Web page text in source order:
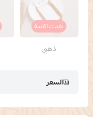
نفدت الكمية
ذهبي
السعر